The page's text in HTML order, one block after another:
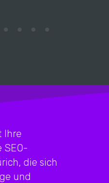
Ihre
SEO-
die sich
und